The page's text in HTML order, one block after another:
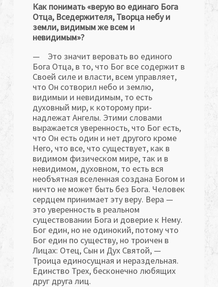
Как понимать «верую во единаго Бога
Отца, Вседер­жителя, Творца небу и
земли, видимым же всем и
невидимым»?
— Это значит веровать во единого
Бога Отца, в то, что Бог все содержит в
Своей силе и власти, всем управляет,
что Он сотворил небо и землю,
видимыи и невидимым, то есть
духовный мир, к которому при­
надлежат Ангелы. Этими словами
выражается уверенность, что Бог есть,
что Он есть один и нет другого кроме
Него, что все, что существу­ет, как в
видимом физическом мире, так и в
невидимом, духовном, то есть вся
необъятная вселенная создана Богом и
ничто не может быть без Бога. Человек
сердцем принимает эту веру. Вера —
это уверенность в реальном
существовании Бога и доверие к Нему.
Бог един, но не одино­кий, потому что
Бог един по существу, но троичен в
Лицах: Отец, Сын и Дух Святой, —
Троица единосущная и нераздельная.
Единство Трех, бесконечно любящих
друг друга лиц.